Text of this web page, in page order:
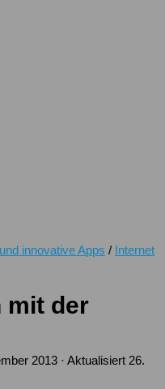
innovative Apps / Internet
mit der
2013 · Aktualisiert 26.